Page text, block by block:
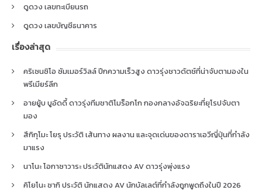
ดูดวง เลขทะเบียนรถ
ดูดวง เลขบัญชีธนาคาร
เรื่องล่าสุด
คริเซนซิโอ ซัมเมอร์วิลล์ ปีกความเร็วสูง ดาวรุ่งชาวดัตช์ที่น่าจับตามองใน
พรีเมียร์ลีก
อายยู้บ บูอัดดี้ ดาวรุ่งทีมชาติโมร็อกโก กองกลางอัจฉริยะที่ยุโรปจับตา
มอง
สึกิกุโมะ โยรุ ประวัติ เส้นทาง ผลงาน และจุดเด่นของดาราเอวีญี่ปุ่นที่กำลัง
มาแรง
นาโนะ โอกาซาวาระ ประวัตินักแสดง AV ดาวรุ่งพุ่งแรง
คิโยโนะ ซากิ ประวัติ นักแสดง AV นักบัลเลต์ที่กำลังถูกพูดถึงในปี 2026